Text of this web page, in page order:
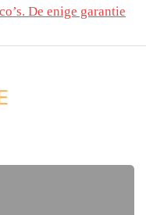
De enige garantie